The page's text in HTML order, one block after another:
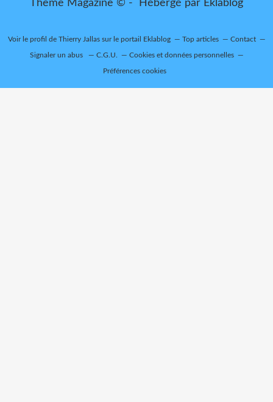
Thème Magazine © - Hébergé par Eklablog
Voir le profil de Thierry Jallassur le portail Eklablog Top articles Contact
Signaler un abus C.G.U. Cookies et données personnelles
Préférences cookies